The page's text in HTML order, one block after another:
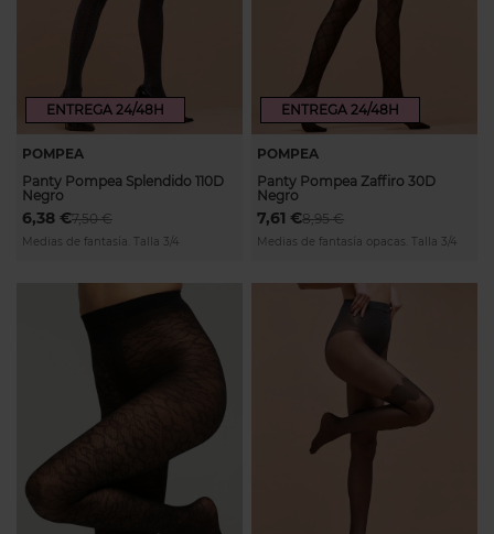
ENTREGA 24/48H
POMPEA
Panty Pompea Splendido 110D
Negro
7,50 €
6,38 €
Medias de fantasía. Talla 3/4
ENTREGA 24/48H
POMPEA
Panty Pompea Zaffiro 30D
Negro
8,95 €
7,61 €
Medias de fantasía opacas. Talla 3/4